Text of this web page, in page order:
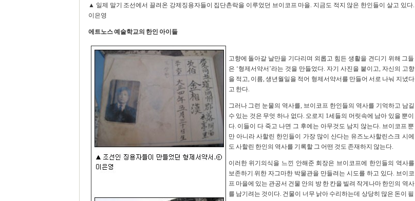
▲ 일제 말기 조선에서 끌려온 강제징용자들이 집단촌락을 이루었던 브이코프 마을. 지금도 적지 않은 한인들이 살고 있다.
이은영
에트노스 예술학교의 한인 아이들
고향에 돌아갈 날만을 기다리며 외롭고 힘든 생활을 견디기 위해 그들
은 ‘형제서약서’라는 것을 만들었다. 자기 사진을 붙이고, 자신의 고향
을 적고, 이름, 생년월일을 적어 형제서약서를 만들어 서로 나눠 지녔다
고 한다.
그러나 그런 눈물의 역사를, 브이코프 한인들의 역사를 기억하고 남길
수 있는 것은 무엇 하나 없다. 오로지 1세들의 머릿속에 남아 있을 뿐이
다. 이들이 다 죽고 나면 그 후에는 아무것도 남지 않는다. 브이코프 뿐
만 아니라 사할린 한인들이 가장 많이 산다는 유즈노사할린스크 시에
도 사할린 한인의 역사를 기록할 그 어떤 것도 존재하지 않는다.
이러한 위기의식을 느낀 안해준 회장은 브이코프에 한인들의 역사를
보존하기 위한 자그마한 박물관을 만들려는 시도를 하고 있다. 브이코
프 마을에 있는 관공서 건물 안의 방 한 칸을 빌려 작게나마 한인의 역사
를 남기려는 것이다. 건물이 너무 낡아 수리하는데 상당히 많은 돈이 필